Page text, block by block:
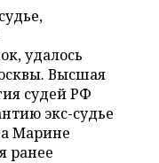
удалось
Высшая
судей РФ
экс-судье
Марине
ранее